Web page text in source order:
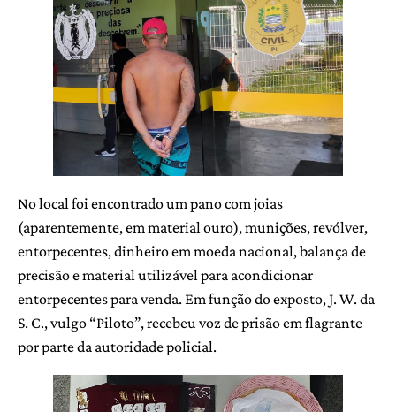
No local foi encontrado um pano com joias
(aparentemente, em material ouro), munições, revólver,
entorpecentes, dinheiro em moeda nacional, balança de
precisão e material utilizável para acondicionar
entorpecentes para venda. Em função do exposto, J. W. da
S. C., vulgo “Piloto”, recebeu voz de prisão em flagrante
por parte da autoridade policial.